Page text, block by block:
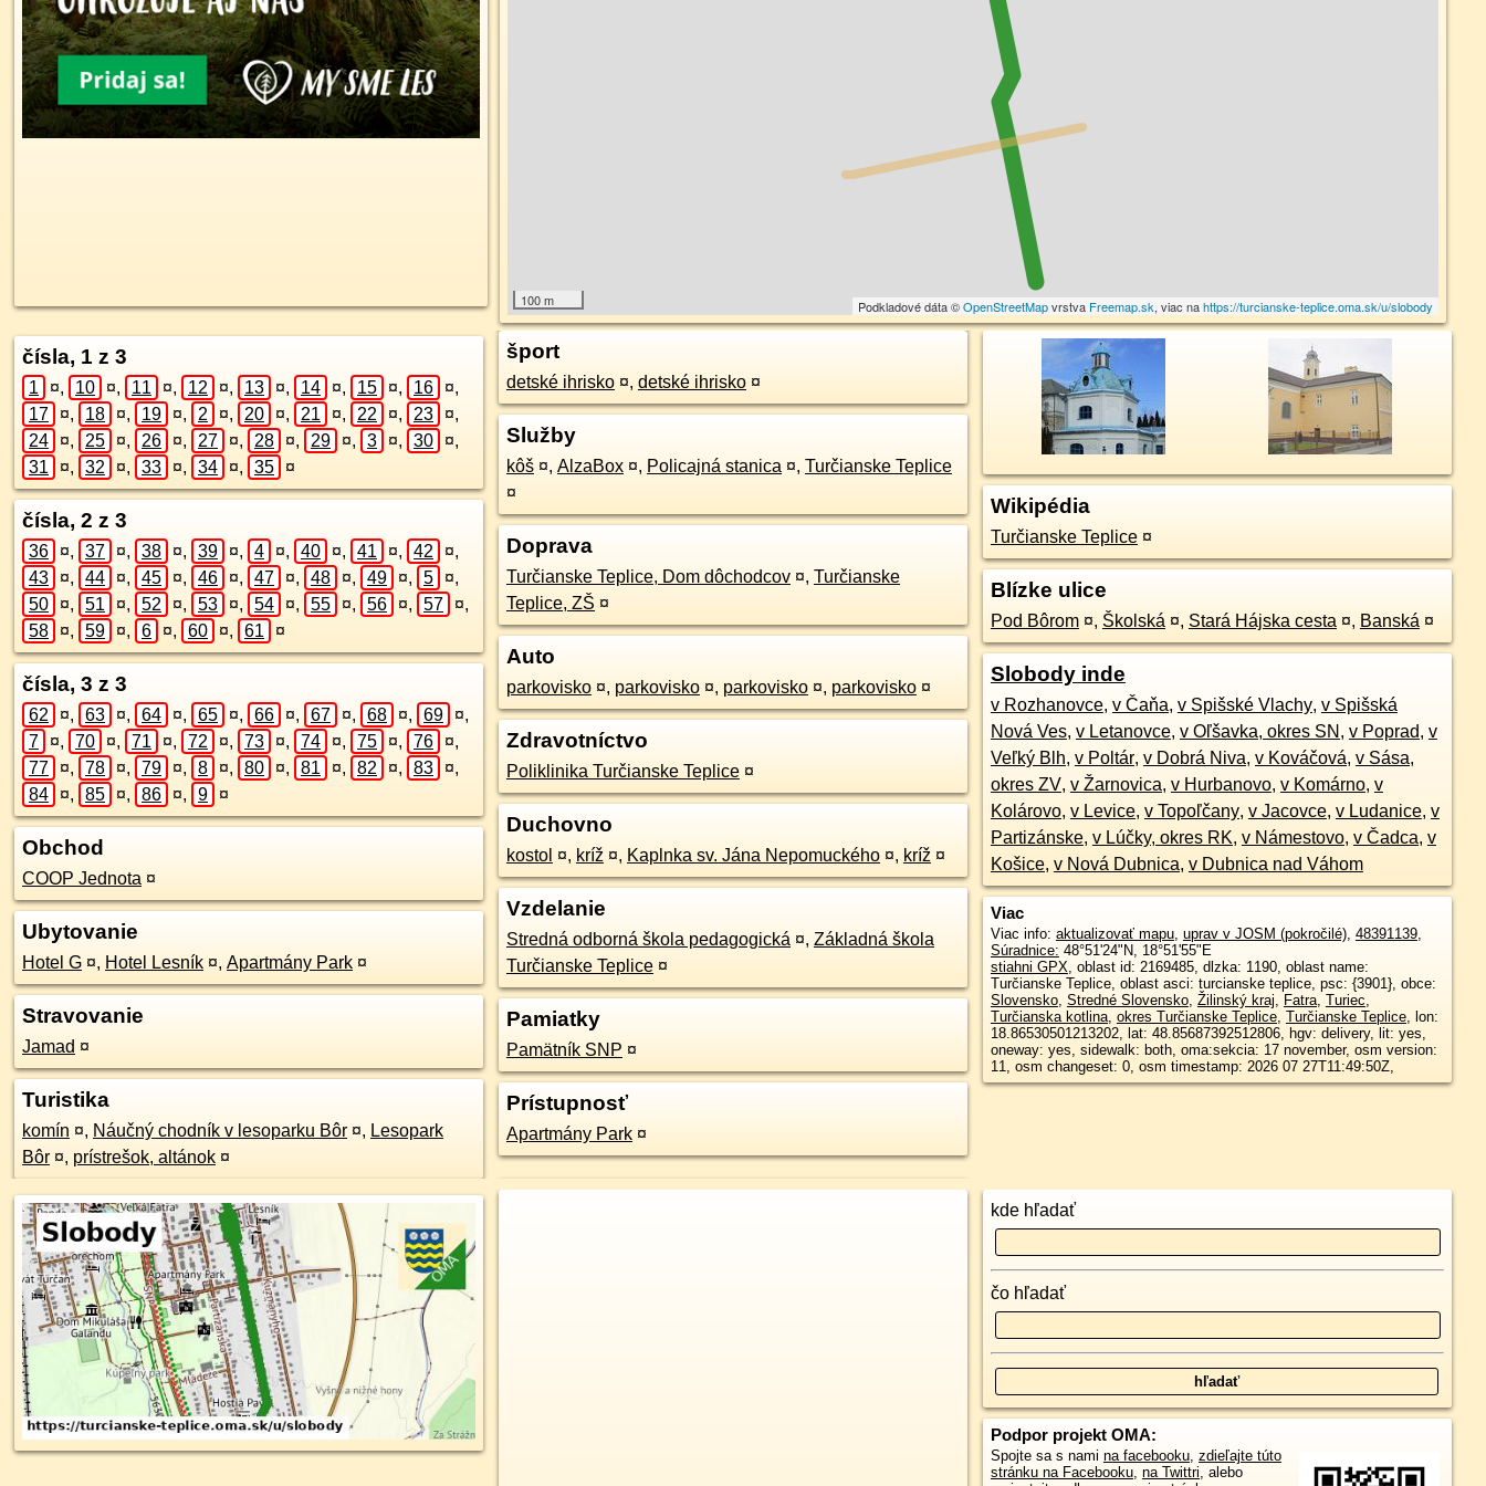
100 m Podkladové dáta ©OpenStreetMapvrstva Freemap.sk, viac nahttps://turcianske-teplice.oma.sk/u/slobody
čísla, 1 z 3
1 ¤, 10 ¤, 11 ¤, 12 ¤, 13 ¤, 14 ¤, 15 ¤, 16 ¤,
17
¤, 18 ¤, 19 ¤, 2 ¤, 20 ¤, 21 ¤, 22 ¤, 23 ¤,
24
¤, 25 ¤, 26 ¤, 27 ¤, 28 ¤, 29 ¤, 3 ¤, 30 ¤,
31
¤, 32 ¤, 33 ¤, 34 ¤, 35 ¤
čísla, 2 z 3
36 ¤, 37 ¤, 38 ¤, 39 ¤, 4 ¤, 40 ¤, 41 ¤, 42 ¤,
43
¤, 44 ¤, 45 ¤, 46 ¤, 47 ¤, 48 ¤, 49 ¤, 5 ¤,
50
¤, 51 ¤, 52 ¤, 53 ¤, 54 ¤, 55 ¤, 56 ¤, 57 ¤,
58
¤, 59 ¤, 6 ¤, 60 ¤, 61 ¤
čísla, 3 z 3
62 ¤, 63 ¤, 64 ¤, 65 ¤, 66 ¤, 67 ¤, 68 ¤, 69 ¤,
7
¤, 70 ¤, 71 ¤, 72 ¤, 73 ¤, 74 ¤, 75 ¤, 76 ¤,
77
¤, 78 ¤, 79 ¤, 8 ¤, 80 ¤, 81 ¤, 82 ¤, 83 ¤,
84
¤, 85 ¤, 86 ¤, 9 ¤
Obchod
COOP Jednota ¤
Ubytovanie
Hotel G ¤, Hotel Lesník ¤, Apartmány Park ¤
Stravovanie
Jamad ¤
Turistika
komín ¤, Náučný chodník v lesoparku Bôr ¤, Lesopark
Bôr ¤, prístrešok, altánok ¤
šport
detské ihrisko ¤, detské ihrisko ¤
Služby
kôš ¤, AlzaBox ¤, Policajná stanica ¤, Turčianske Teplice
¤
Doprava
Turčianske Teplice, Dom dôchodcov ¤, Turčianske
Teplice, ZŠ ¤
Auto
parkovisko ¤, parkovisko ¤, parkovisko ¤, parkovisko ¤
Zdravotníctvo
Poliklinika Turčianske Teplice ¤
Duchovno
kostol ¤, kríž ¤, Kaplnka sv. Jána Nepomuckého ¤, kríž ¤
Vzdelanie
Stredná odborná škola pedagogická ¤, Základná škola
Turčianske Teplice ¤
Pamiatky
Pamätník SNP ¤
Prístupnosť
Apartmány Park ¤
Wikipédia
Turčianske Teplice ¤
Blízke ulice
Pod Bôrom ¤, Školská ¤, Stará Hájska cesta ¤, Banská ¤
Slobody inde
v Rozhanovce, v Čaňa, v Spišské Vlachy, v Spišská
Nová Ves, v Letanovce, v Oľšavka, okres SN , v Poprad, v
Veľký Blh, v Poltár, v Dobrá Niva, v Kováčová, v Sása,
okres ZV, v Žarnovica, v Hurbanovo, v Komárno, v
Kolárovo, v Levice, v Topoľčany, v Jacovce, v Ludanice, v
Partizánske, v Lúčky, okres RK, v Námestovo, v Čadca, v
Košice, v Nová Dubnica, v Dubnica nad Váhom
Viac
Viac info: aktualizovať mapu, uprav v JOSM (pokročilé), 48391139,
Súradnice: 48°51'24"N, 18°51'55"E
stiahni GPX, oblast id: 2169485, dlzka: 1190, oblast name:
Turčianske Teplice, oblast asci: turcianske teplice, psc: {3901}, obce:
Slovensko, Stredné Slovensko, Žilinský kraj, Fatra, Turiec,
Turčianska kotlina, okres Turčianske Teplice, Turčianske Teplice, lon:
18.86530501213202, lat: 48.85687392512806, hgv: delivery, lit: yes,
oneway: yes, sidewalk: both, oma:sekcia: 17 november, osm version:
11, osm changeset: 0, osm timestamp: 2026 07 27T11:49:50Z,
kde hľadať
čo hľadať
Podpor projekt OMA:
Spojte sa s nami na facebooku, zdieľajte túto
stránku na Facebooku, na Twittri, alebo